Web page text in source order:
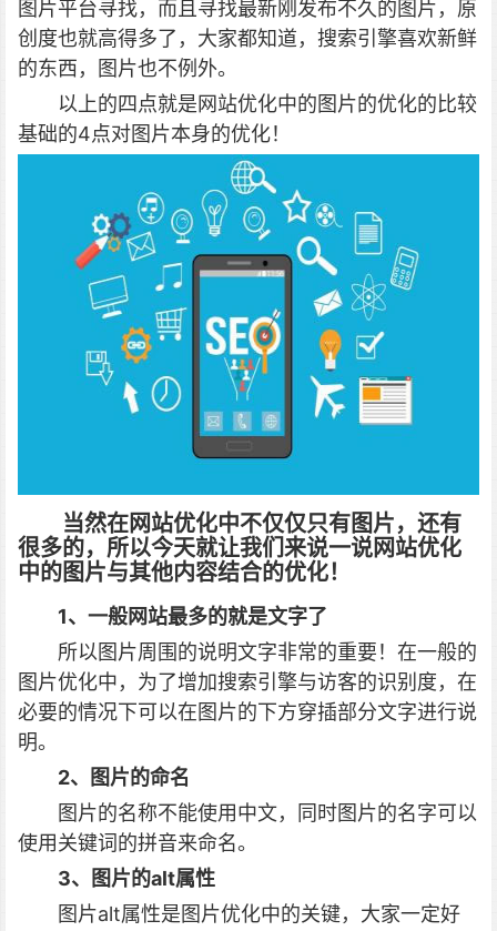
图片平台寻找，而且寻找最新刚发布不久的图片，原
创度也就高得多了，大家都知道，搜索引擎喜欢新鲜
的东西，图片也不例外。
以上的四点就是网站优化中的图片的优化的比较
基础的4点对图片本身的优化！
当然在网站优化中不仅仅只有图片，还有
很多的，所以今天就让我们来说一说网站优化
中的图片与其他内容结合的优化！
1、一般网站最多的就是文字了
所以图片周围的说明文字非常的重要！在一般的
图片优化中，为了增加搜索引擎与访客的识别度，在
必要的情况下可以在图片的下方穿插部分文字进行说
明。
2、图片的命名
图片的名称不能使用中文，同时图片的名字可以
使用关键词的拼音来命名。
3、图片的alt属性
图片alt属性是图片优化中的关键，大家一定好